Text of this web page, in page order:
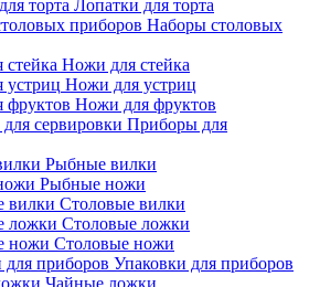
Лопатки для торта
Наборы столовых
Ножи для стейка
Ножи для устриц
Ножи для фруктов
Приборы для
Рыбные вилки
Рыбные ножи
Столовые вилки
Столовые ложки
Столовые ножи
Упаковки для приборов
Чайные ложки